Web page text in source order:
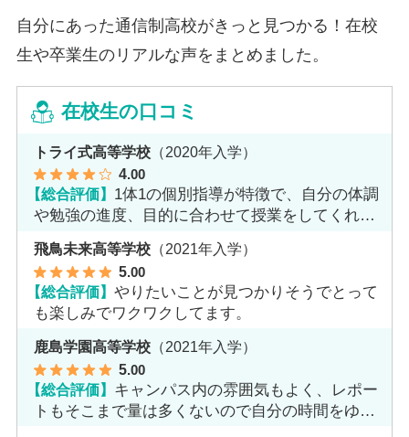
自分にあった通信制高校がきっと見つかる！在校
生や卒業生のリアルな声をまとめました。
在校生の口コミ
トライ式高等学校 （2020年入学）
4.00
【総合評価】 1体1の個別指導が特徴で、自分の体調
や勉強の進度、目的に合わせて授業をしてくれま
飛鳥未来高等学校 （2021年入学）
5.00
【総合評価】やりたいことが見つかりそうでとって
も楽しみでワクワクしてます。
鹿島学園高等学校 （2021年入学）
5.00
【総合評価】 キャンパス内の雰囲気もよく、レポー
トもそこまで量は多くないので自分の時間をゆっ